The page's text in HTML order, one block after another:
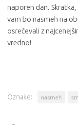
naporen dan.
vam bo nasmeh na
osrečevali z
vredno!
Oznake: nasmeh